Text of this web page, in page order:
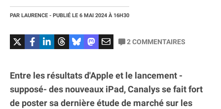
PAR LAURENCE - PUBLIÉ LE 6 MAI 2024 À 16H30
2COMMENTAIRES
Entre les résultats d'Apple et le lancement -
supposé- des nouveaux iPad, Canalys se fait fort
de poster sa dernière étude de marché sur les